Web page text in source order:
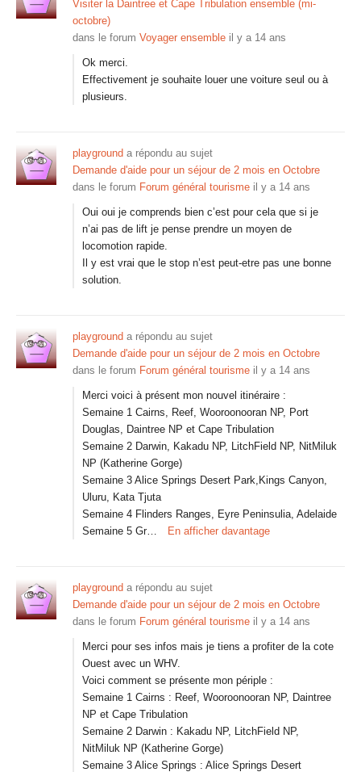
Visiter la Daintree et Cape Tribulation ensemble (mi-
octobre)
dans le forum Voyager ensemble il y a 14 ans
Ok merci.
Effectivement je souhaite louer une voiture seul ou à
plusieurs.
playground a répondu au sujet
Demande d'aide pour un séjour de 2 mois en Octobre
dans le forum Forum général tourisme il y a 14 ans
Oui oui je comprends bien c’est pour cela que si je
n’ai pas de lift je pense prendre un moyen de
locomotion rapide.
Il y est vrai que le stop n’est peut-etre pas une bonne
solution.
playground a répondu au sujet
Demande d'aide pour un séjour de 2 mois en Octobre
dans le forum Forum général tourisme il y a 14 ans
Merci voici à présent mon nouvel itinéraire :
Semaine 1 Cairns, Reef, Wooroonooran NP, Port
Douglas, Daintree NP et Cape Tribulation
Semaine 2 Darwin, Kakadu NP, LitchField NP, NitMiluk
NP (Katherine Gorge)
Semaine 3 Alice Springs Desert Park,Kings Canyon,
Uluru, Kata Tjuta
Semaine 4 Flinders Ranges, Eyre Peninsulia, Adelaide
Semaine 5 Gr…
En afficher davantage
playground a répondu au sujet
Demande d'aide pour un séjour de 2 mois en Octobre
dans le forum Forum général tourisme il y a 14 ans
Merci pour ses infos mais je tiens a profiter de la cote
Ouest avec un WHV.
Voici comment se présente mon périple :
Semaine 1 Cairns : Reef, Wooroonooran NP, Daintree
NP et Cape Tribulation
Semaine 2 Darwin : Kakadu NP, LitchField NP,
NitMiluk NP (Katherine Gorge)
Semaine 3 Alice Springs : Alice Springs Desert